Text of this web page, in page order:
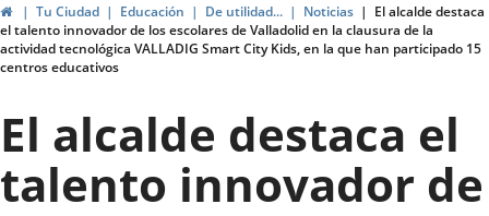
HomeTu Ciudad Educación De utilidad... Noticias
El alcalde destaca
el talento innovador de los escolares de Valladolid en la clausura de la
actividad tecnológica VALLADIG Smart City Kids, en la que han participado 15
centros educativos
El alcalde destaca el
talento innovador de